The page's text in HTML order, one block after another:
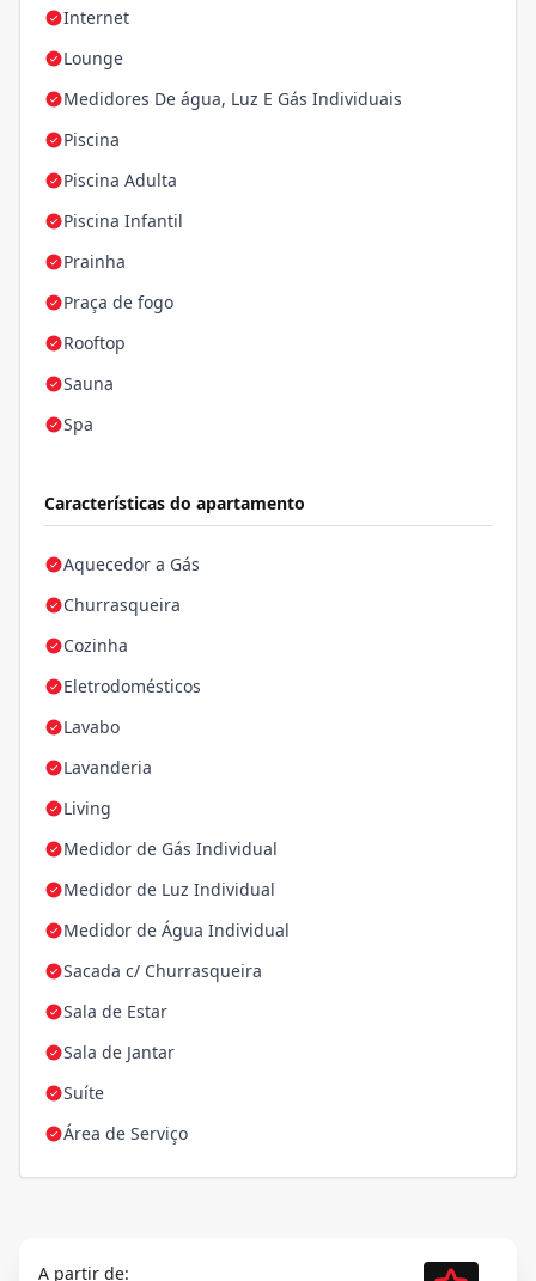
Internet
Lounge
Medidores De água, Luz E Gás Individuais
Piscina
Piscina Adulta
Piscina Infantil
Prainha
Praça de fogo
Rooftop
Sauna
Spa
Características do apartamento
Aquecedor a Gás
Churrasqueira
Cozinha
Eletrodomésticos
Lavabo
Lavanderia
Living
Medidor de Gás Individual
Medidor de Luz Individual
Medidor de Água Individual
Sacada c/ Churrasqueira
Sala de Estar
Sala de Jantar
Suíte
Área de Serviço
A partir de: